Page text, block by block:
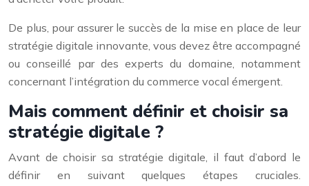
De plus, pour assurer le succès de la mise en place de leur
stratégie digitale innovante, vous devez être accompagné
ou conseillé par des experts du domaine, notamment
concernant l’intégration du commerce vocal émergent.
Mais comment définir et choisir sa
stratégie digitale ?
Avant de choisir sa stratégie digitale, il faut d’abord le
définir en suivant quelques étapes cruciales.